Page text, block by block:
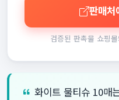
판매처
검증된 판촉물 쇼핑
화이트 물티슈 10매